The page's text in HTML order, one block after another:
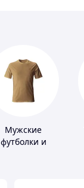
Мужские
футболки и